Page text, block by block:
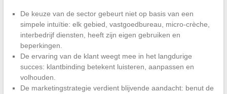
De keuze van de sector gebeurt niet op basis van een
simpele intuïtie: elk gebied, vastgoedbureau, micro-crèche,
interbedrijf diensten, heeft zijn eigen gebruiken en
beperkingen.
De ervaring van de klant weegt mee in het langdurige
succes: klantbinding betekent luisteren, aanpassen en
volhouden.
De marketingstrategie verdient blijvende aandacht: benut de